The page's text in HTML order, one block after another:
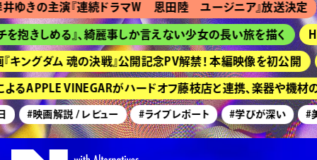
の主演『連続ドラマＷ 恩田陸 ユージニア』放送決定 『
しめる』、綺麗事しか言えない少女の長い旅を描く
グダム 魂の決戦』公開記念PV解禁！ 本編映像を初公開
APPLE VINEGARがハードオフ藤枝店と連携、楽器や機材の
#映画解説 / レビュー #ライブレポート #学びが深い #美